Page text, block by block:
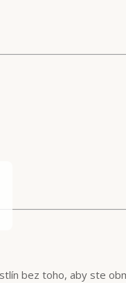
bez toho, aby ste